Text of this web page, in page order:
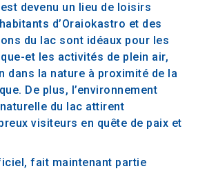
devenu un lieu de loisirs
d’Oraiokastro et des
du lac sont idéaux pour les
et les activités de plein air,
dans la nature à proximité de la
De plus, l’environnement
du lac attirent
visiteurs en quête de paix et
fait maintenant partie